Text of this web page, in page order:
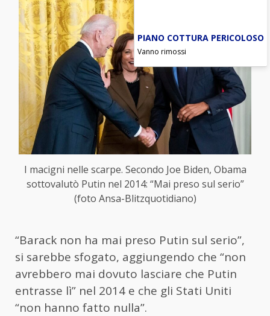
I macigni nelle scarpe. Secondo Joe Biden, Obama
sottovalutò Putin nel 2014: “Mai preso sul serio”
(foto Ansa-Blitzquotidiano)
“Barack non ha mai preso Putin sul serio”,
si sarebbe sfogato, aggiungendo che “non
avrebbero mai dovuto lasciare che Putin
entrasse lì” nel 2014 e che gli Stati Uniti
“non hanno fatto nulla”.
PIANO COTTURA PERICOLOSO
Vanno rimossi